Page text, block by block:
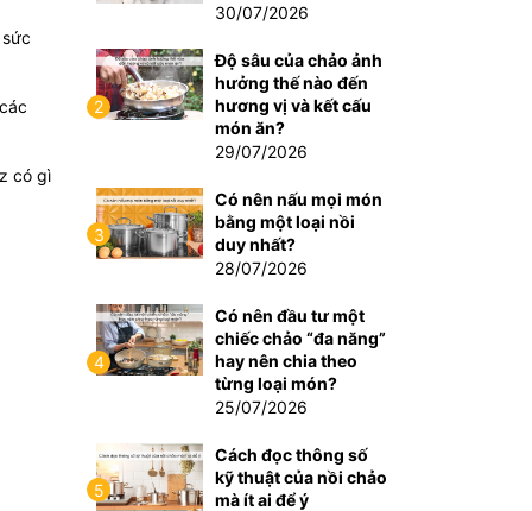
có gì
30/07/2026
2
Độ sâu của chảo ảnh
hưởng thế nào đến
hương vị và kết cấu
món ăn?
29/07/2026
3
Có nên nấu mọi món
bằng một loại nồi
duy nhất?
28/07/2026
4
Có nên đầu tư một
chiếc chảo “đa năng”
hay nên chia theo
từng loại món?
25/07/2026
5
Cách đọc thông số
kỹ thuật của nồi chảo
mà ít ai để ý